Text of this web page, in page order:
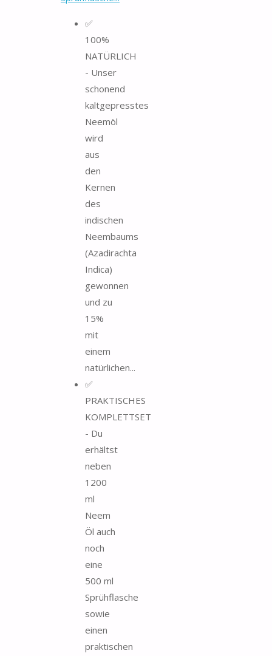
✅
100%
NATÜRLICH
- Unser
schonend
kaltgepresstes
Neemöl
wird
aus
den
Kernen
des
indischen
Neembaums
(Azadirachta
Indica)
gewonnen
und zu
15%
mit
einem
natürlichen...
✅
PRAKTISCHES
KOMPLETTSET
- Du
erhältst
neben
1200
ml
Neem
Öl auch
noch
eine
500 ml
Sprühflasche
sowie
einen
praktischen